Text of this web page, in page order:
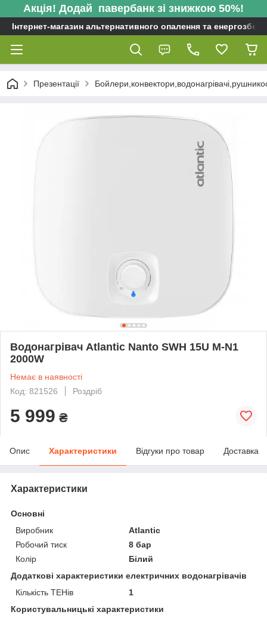
Акція! Додай павербанк зі знижкою 50%!
Інтернет-магазин альтернативного опалення та
Презентації
Водонагрівач Atlantic Nanto SWH 15U M-N1
2000W
Немає в наявності
Код: 821526
Роздріб
5 999 ₴
Опис Характеристики Відгуки про товар Доставка
Характеристики
Основні
Виробник
Atlantic
Робочий тиск
8 бар
Колір
Білий
Додаткові характеристики електричних водонагрівачів
Кількість ТЕНів
1
Користувальницькі характеристики